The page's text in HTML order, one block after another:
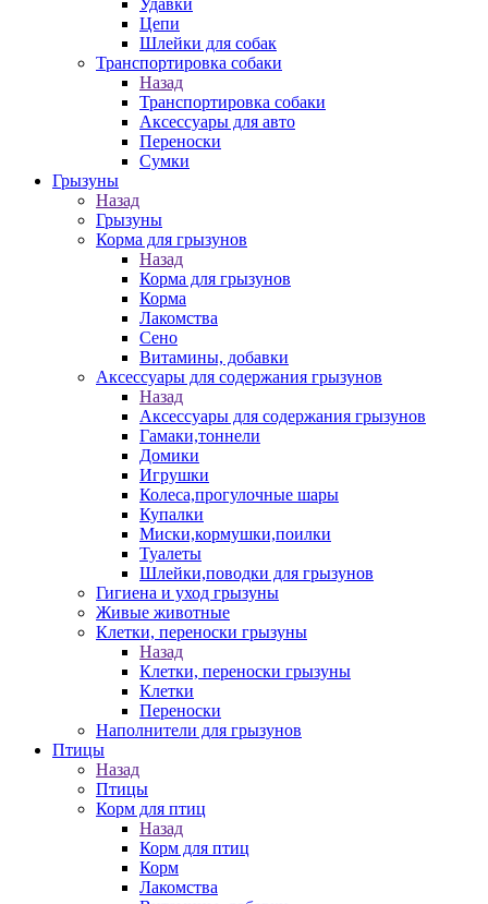
Удавки
Цепи
Шлейки для собак
Транспортировка собаки
Назад
Транспортировка собаки
Аксессуары для авто
Переноски
Сумки
Грызуны
Назад
Грызуны
Корма для грызунов
Назад
Корма для грызунов
Корма
Лакомства
Сено
Витамины, добавки
Аксессуары для содержания грызунов
Назад
Аксессуары для содержания грызунов
Гамаки,тоннели
Домики
Игрушки
Колеса,прогулочные шары
Купалки
Миски,кормушки,поилки
Туалеты
Шлейки,поводки для грызунов
Гигиена и уход грызуны
Живые животные
Клетки, переноски грызуны
Назад
Клетки, переноски грызуны
Клетки
Переноски
Наполнители для грызунов
Птицы
Назад
Птицы
Корм для птиц
Назад
Корм для птиц
Корм
Лакомства